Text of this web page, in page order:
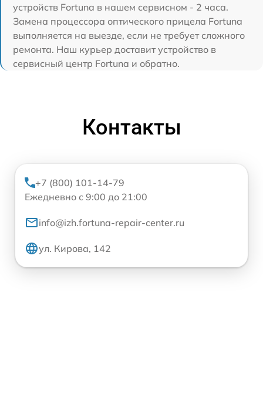
устройств Fortuna в нашем сервисном - 2 часа.
Замена процессора оптического прицела Fortuna
выполняется на выезде, если не требует сложного
ремонта. Наш курьер доставит устройство в
сервисный центр Fortuna и обратно.
Контакты
+7 (800) 101-14-79
Ежедневно с 9:00 до 21:00
info@izh.fortuna-repair-center.ru
ул. Кирова, 142